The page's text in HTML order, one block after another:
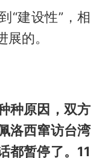
“建设性”，相
的。
种原因，双方
洛西窜访台湾
都暂停了。11